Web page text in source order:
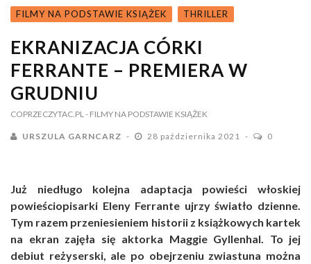
FILMY NA PODSTAWIE KSIĄŻEK THRILLER
EKRANIZACJA CÓRKI
FERRANTE – PREMIERA W
GRUDNIU
COPRZECZYTAC.PL - FILMY NA PODSTAWIE KSIĄŻEK
URSZULA GARNCARZ 28 października 2021 0
Już niedługo kolejna adaptacja powieści włoskiej
powieściopisarki Eleny Ferrante ujrzy światło dzienne.
Tym razem przeniesieniem historii z książkowych kartek
na ekran zajęła się aktorka Maggie Gyllenhal. To jej
debiut reżyserski, ale po obejrzeniu zwiastuna można